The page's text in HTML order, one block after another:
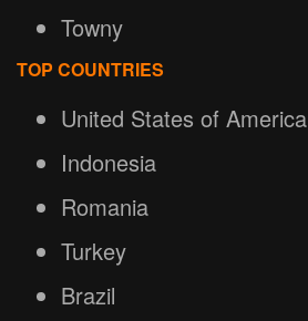
Towny
TOP COUNTRIES
United States of America
Indonesia
Romania
Turkey
Brazil